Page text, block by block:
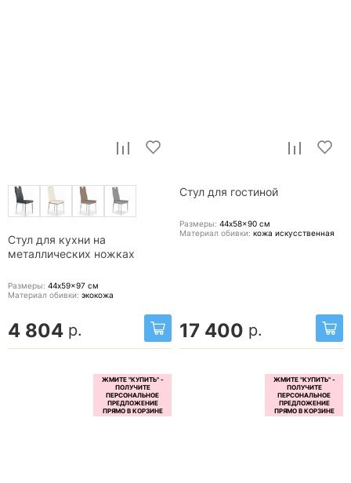
Стул для кухни на
металлических ножках
Размеры: 44x59x97 см
Материал обивки: экокожа
4 804 р.
Стул для гостиной
Размеры: 44x58x90 см
Материал обивки: кожа искусственная
17 400 р.